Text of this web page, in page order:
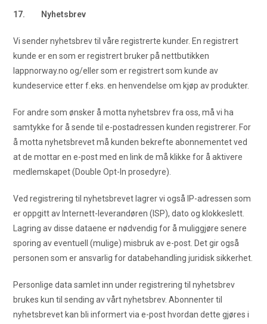
17. Nyhetsbrev
Vi sender nyhetsbrev til våre registrerte kunder. En registrert
kunde er en som er registrert bruker på nettbutikken
lappnorway.no og/eller som er registrert som kunde av
kundeservice etter f.eks. en henvendelse om kjøp av produkter.
For andre som ønsker å motta nyhetsbrev fra oss, må vi ha
samtykke for å sende til e-postadressen kunden registrerer. For
å motta nyhetsbrevet må kunden bekrefte abonnementet ved
at de mottar en e-post med en link de må klikke for å aktivere
medlemskapet (Double Opt-In prosedyre).
Ved registrering til nyhetsbrevet lagrer vi også IP-adressen som
er oppgitt av Internett-leverandøren (ISP), dato og klokkeslett.
Lagring av disse dataene er nødvendig for å muliggjøre senere
sporing av eventuell (mulige) misbruk av e-post. Det gir også
personen som er ansvarlig for databehandling juridisk sikkerhet.
Personlige data samlet inn under registrering til nyhetsbrev
brukes kun til sending av vårt nyhetsbrev. Abonnenter til
nyhetsbrevet kan bli informert via e-post hvordan dette gjøres i